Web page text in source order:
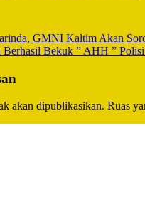
GMNI Kaltim Akan
Berhasil Bekuk ” AHH ”
akan dipublikasikan. Ruas